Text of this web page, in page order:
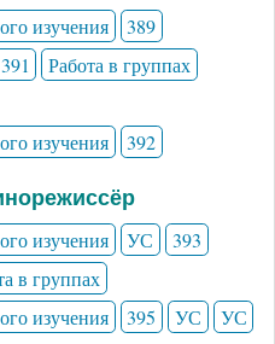
изучения
389
391
Работа в группах
изучения
392
изучения УС
393
в группах
изучения
395 УС УС